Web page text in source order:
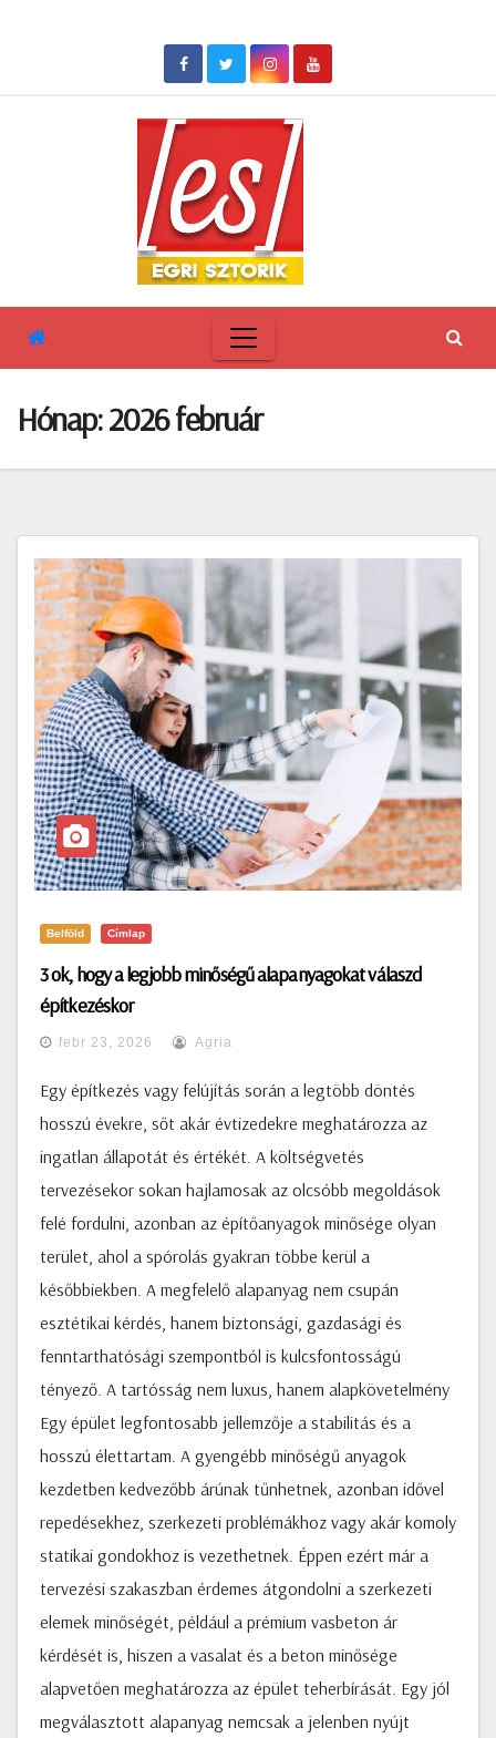
Hónap:2026 február
Belföld Címlap
3 ok, hogy a legjobb minőségű alapanyagokat válaszd
építkezéskor
febr 23, 2026 Agria
Egy építkezés vagy felújítás során a legtöbb döntés
hosszú évekre, sőt akár évtizedekre meghatározza az
ingatlan állapotát és értékét. A költségvetés
tervezésekor sokan hajlamosak az olcsóbb megoldások
felé fordulni, azonban az építőanyagok minősége olyan
terület, ahol a spórolás gyakran többe kerül a
későbbiekben. A megfelelő alapanyag nem csupán
esztétikai kérdés, hanem biztonsági, gazdasági és
fenntarthatósági szempontból is kulcsfontosságú
tényező. A tartósság nem luxus, hanem alapkövetelmény
Egy épület legfontosabb jellemzője a stabilitás és a
hosszú élettartam. A gyengébb minőségű anyagok
kezdetben kedvezőbb árúnak tűnhetnek, azonban idővel
repedésekhez, szerkezeti problémákhoz vagy akár komoly
statikai gondokhoz is vezethetnek. Éppen ezért már a
tervezési szakaszban érdemes átgondolni a szerkezeti
elemek minőségét, például a prémium vasbeton ár
kérdését is, hiszen a vasalat és a beton minősége
alapvetően meghatározza az épület teherbírását. Egy jól
megválasztott alapanyag nemcsak a jelenben nyújt